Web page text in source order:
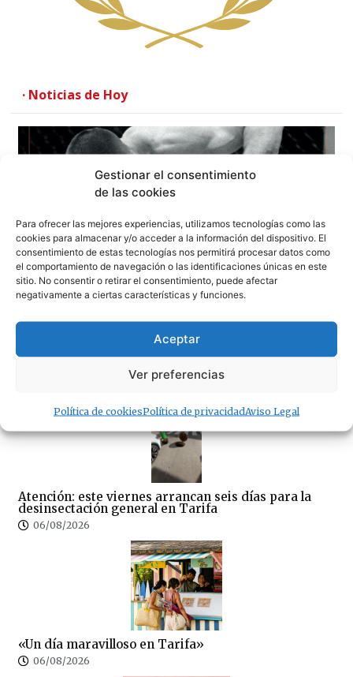
Gestionar el consentimiento
de las cookies
Para ofrecer las mejores experiencias, utilizamos tecnologías como las
cookies para almacenar y/o acceder a la información del dispositivo. El
consentimiento de estas tecnologías nos permitirá procesar datos como
el comportamiento de navegación o las identificaciones únicas en este
sitio. No consentir o retirar el consentimiento, puede afectar
negativamente a ciertas características y funciones.
Aceptar
Ver preferencias
Política de cookiesPolítica de privacidadAviso Legal
· Noticias de Hoy
Este sábado deporte y música con una espectacular
velada de MMA y Rigo Pex-MENEO
Atención: este viernes arrancan seis días para la
desinsectación general en Tarifa
06/08/2026
«Un día maravilloso en Tarifa»
06/08/2026